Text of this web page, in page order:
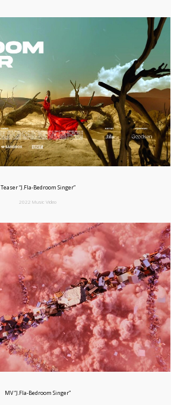
Teaser “J.Fla-Bedroom Singer”
2022 Music Video
MV “J.Fla-Bedroom Singer”